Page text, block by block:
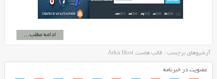
ادامه مطلب...
آرشیوهای برچسب : قالب هاست Arka Host
عضویت در خبرنامه